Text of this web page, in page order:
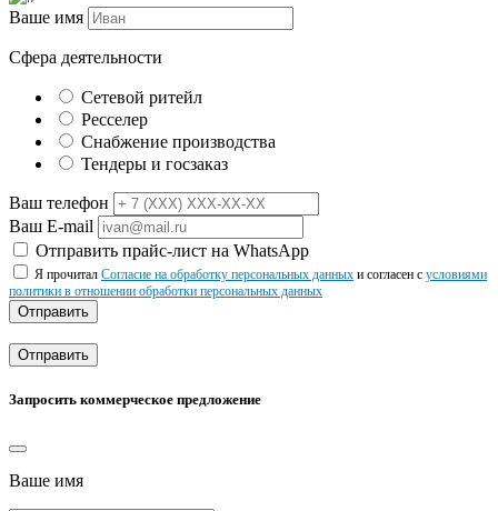
Ваше имя
Сфера деятельности
Сетевой ритейл
Ресселер
Снабжение производства
Тендеры и госзаказ
Ваш телефон
Ваш E-mail
Отправить прайс-лист на WhatsApp
Я прочитал Согласие на обработку персональных данных и согласен с условиями
политики в отношении обработки персональных данных
Отправить
Отправить
Запросить коммерческое предложение
Ваше имя